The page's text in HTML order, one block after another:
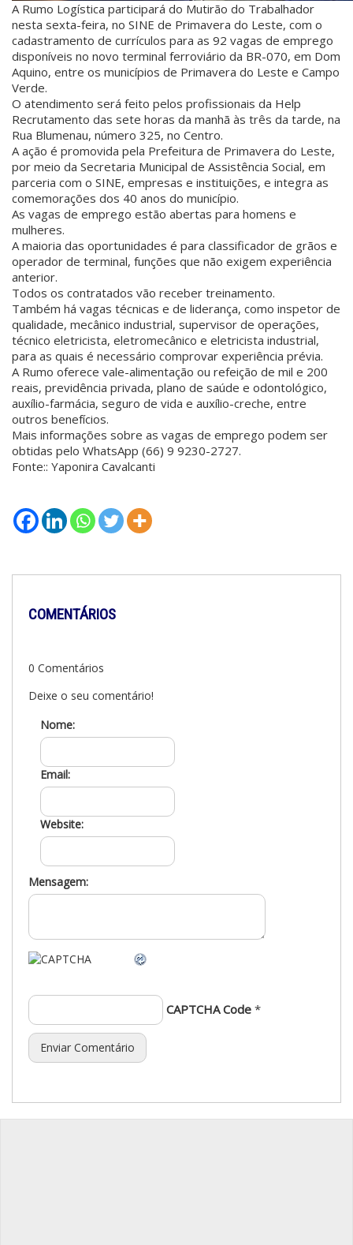
A Rumo Logística participará do Mutirão do Trabalhador
nesta sexta-feira, no SINE de Primavera do Leste, com o
cadastramento de currículos para as 92 vagas de emprego
disponíveis no novo terminal ferroviário da BR-070, em Dom
Aquino, entre os municípios de Primavera do Leste e Campo
Verde.
O atendimento será feito pelos profissionais da Help
Recrutamento das sete horas da manhã às três da tarde, na
Rua Blumenau, número 325, no Centro.
A ação é promovida pela Prefeitura de Primavera do Leste,
por meio da Secretaria Municipal de Assistência Social, em
parceria com o SINE, empresas e instituições, e integra as
comemorações dos 40 anos do município.
As vagas de emprego estão abertas para homens e
mulheres.
A maioria das oportunidades é para classificador de grãos e
operador de terminal, funções que não exigem experiência
anterior.
Todos os contratados vão receber treinamento.
Também há vagas técnicas e de liderança, como inspetor de
qualidade, mecânico industrial, supervisor de operações,
técnico eletricista, eletromecânico e eletricista industrial,
para as quais é necessário comprovar experiência prévia.
A Rumo oferece vale-alimentação ou refeição de mil e 200
reais, previdência privada, plano de saúde e odontológico,
auxílio-farmácia, seguro de vida e auxílio-creche, entre
outros benefícios.
Mais informações sobre as vagas de emprego podem ser
obtidas pelo WhatsApp (66) 9 9230-2727.
Fonte:: Yaponira Cavalcanti
COMENTÁRIOS
0 Comentários
Deixe o seu comentário!
Nome:
Email:
Website:
Mensagem:
CAPTCHA Code *